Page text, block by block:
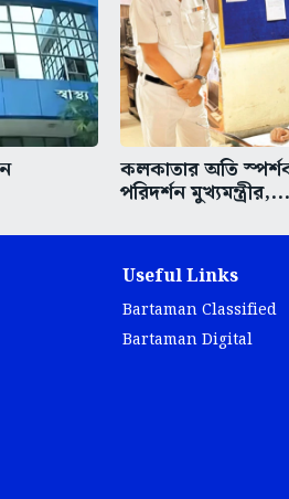
কলকাতার অতি
পরিদর্শন মুখ্যমন্ত্রীর,...
Useful Links
Bartaman Classified
Bartaman Digital